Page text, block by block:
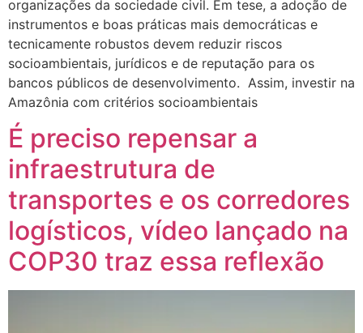
organizações da sociedade civil. Em tese, a adoção de
instrumentos e boas práticas mais democráticas e
tecnicamente robustos devem reduzir riscos
socioambientais, jurídicos e de reputação para os
bancos públicos de desenvolvimento. Assim, investir na
Amazônia com critérios socioambientais
É preciso repensar a
infraestrutura de
transportes e os corredores
logísticos, vídeo lançado na
COP30 traz essa reflexão